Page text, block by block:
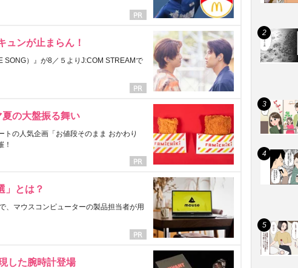
ュンが止まらん！
SONG）』が8／５よりJ:COM STREAMで
の大盤振る舞い
の人気企画「お値段そのまま おかわり
！
」とは？
、マウスコンピューターの製品担当者が用
した腕時計登場